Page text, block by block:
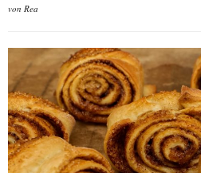
von Rea